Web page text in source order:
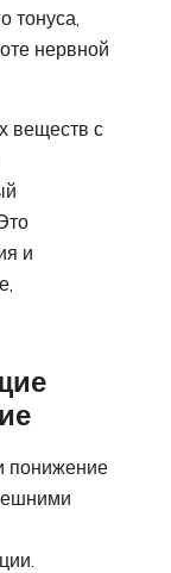
тонуса,
нервной
веществ с
и
понижение